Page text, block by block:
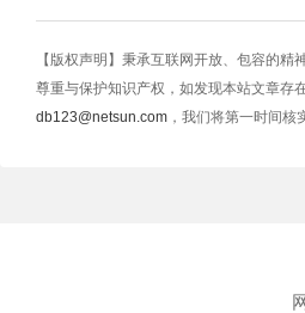
【版权声明】秉承互联网开放、包容的
尊重与保护知识产权，如发现本站文章存
db123@netsun.com ，我们将第一时间核